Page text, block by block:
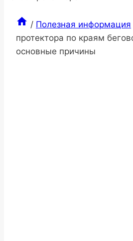
/ Полезная информация
протектора по краям
основные причины